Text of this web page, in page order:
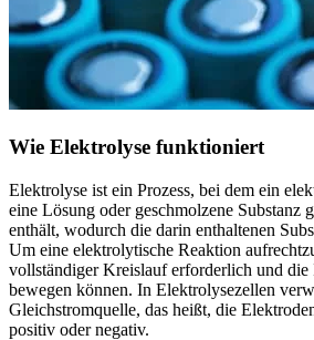
Wie Elektrolyse funktioniert
Elektrolyse ist ein Prozess, bei dem ein
eine Lösung oder geschmolzene Substanz
enthält, wodurch die darin enthaltenen
Um eine elektrolytische Reaktion
vollständiger Kreislauf erforderlich und die
bewegen können. In Elektrolysezellen
Gleichstromquelle, das heißt, die
positiv oder negativ.